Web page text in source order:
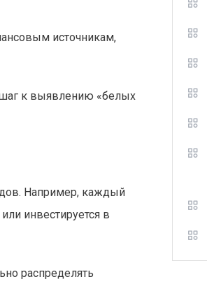
источникам,
шаг к выявлению «белых
Например, каждый
инвестируется в
распределять